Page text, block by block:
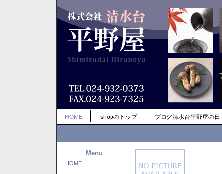
HOME shopのトップ ブログ清水台平野屋の日
Menu
HOME